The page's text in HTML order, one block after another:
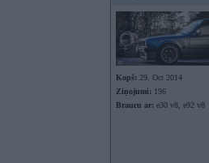
Kopš: 29. Oct 2014
Ziņojumi: 196
Braucu ar: e30 v8, e92 v8